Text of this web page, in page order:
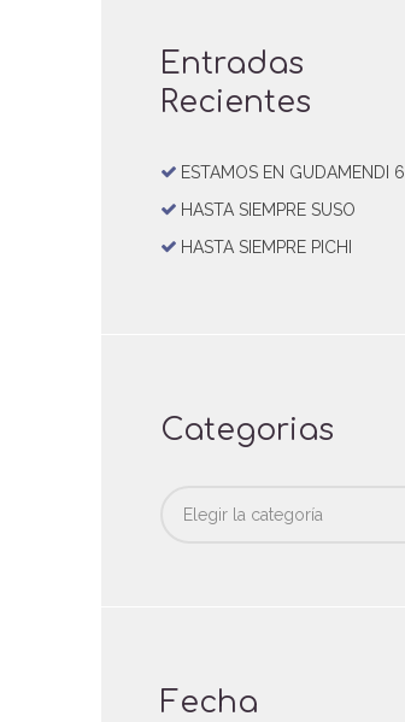
Entradas
Recientes
ESTAMOS EN GUDAMENDI 6
HASTA SIEMPRE SUSO
HASTA SIEMPRE PICHI
Categorias
Fecha